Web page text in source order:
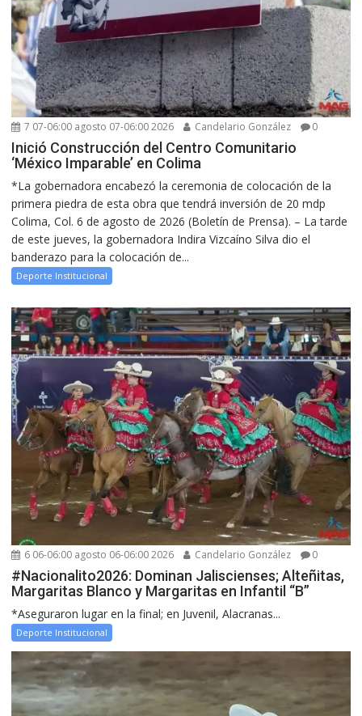
7 07-06:00 agosto 07-06:00 2026 Candelario González 0
Inició Construcción del Centro Comunitario
‘México Imparable’ en Colima
*La gobernadora encabezó la ceremonia de colocación de la
primera piedra de esta obra que tendrá inversión de 20 mdp
Colima, Col. 6 de agosto de 2026 (Boletín de Prensa). – La tarde
de este jueves, la gobernadora Indira Vizcaíno Silva dio el
banderazo para la colocación de...
Deporte Institucional
6 06-06:00 agosto 06-06:00 2026 Candelario González 0
#Nacionalito2026: Dominan Jaliscienses; Alteñitas,
Margaritas Blanco y Margaritas en Infantil “B”
*Aseguraron lugar en la final; en Juvenil, Alacranas...
Deporte Institucional